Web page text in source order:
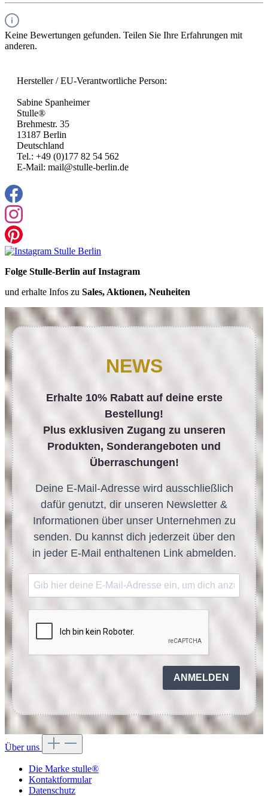
Keine Bewertungen gefunden. Teilen Sie Ihre Erfahrungen mit
anderen.
Hersteller / EU-Verantwortliche Person:
Sabine Spanheimer
Stulle®
Brehmestr. 35
13187 Berlin
Deutschland
Tel.: +49 (0)177 82 54 562
E-Mail: mail@stulle-berlin.de
Folge Stulle-Berlin auf Instagram
und erhalte Infos zu Sales, Aktionen, Neuheiten
NEWS
Erhalte 10% Rabatt auf deine erste
Bestellung!
Plus exklusiven Zugang zu unseren
Produkten, Sonderangeboten und
Überraschungen!
Deine E-Mail-Adresse wird ausschließlich
dafür genutzt, dir unseren Newsletter &
Informationen über unser Unternehmen zu
senden. Du kannst dich jederzeit über den
in jeder E-Mail enthaltenen Link abmelden.
ANMELDEN
Über uns
Die Marke stulle®
Kontaktformular
Datenschutz